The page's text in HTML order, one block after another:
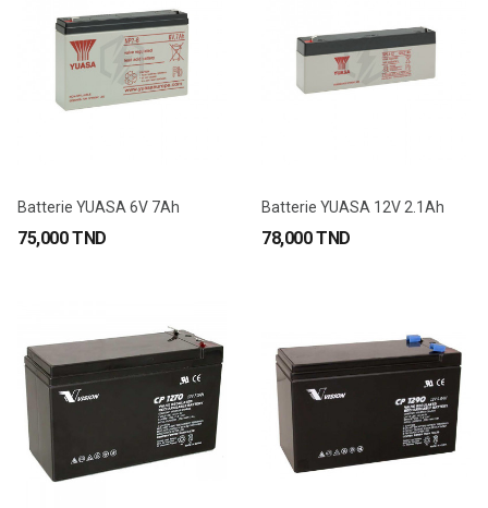
Batterie YUASA 6V 7Ah
75,000 TND
Batterie YUASA 12V 2.1Ah
78,000 TND